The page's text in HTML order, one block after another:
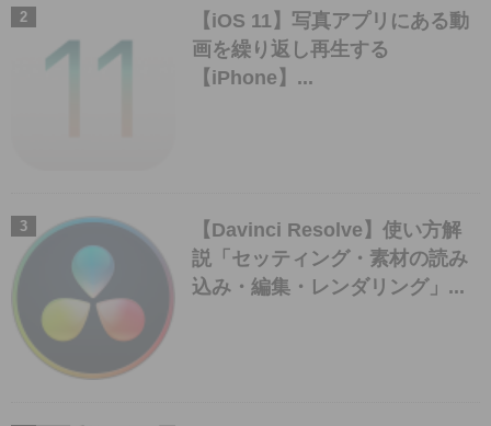
【iOS 11】写真アプリにある動
画を繰り返し再生する
【iPhone】...
【Davinci Resolve】使い方解
説「セッティング・素材の読み
込み・編集・レンダリング」...